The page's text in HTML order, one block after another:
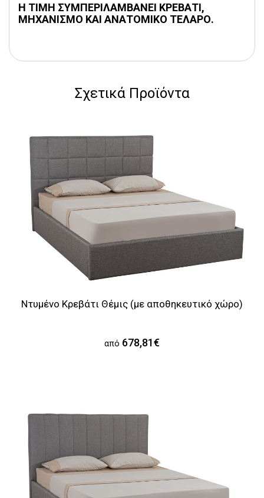
Η ΤΙΜΗ ΣΥΜΠΕΡΙΛΑΜΒΑΝΕΙ ΚΡΕΒΑΤΙ,
ΜΗΧΑΝΙΣΜΟ ΚΑΙ ΑΝΑΤΟΜΙΚΟ ΤΕΛΑΡΟ.
Σχετικά Προϊόντα
Ντυμένο Κρεβάτι Θέμις (με αποθηκευτικό χώρο)
από 678,81€